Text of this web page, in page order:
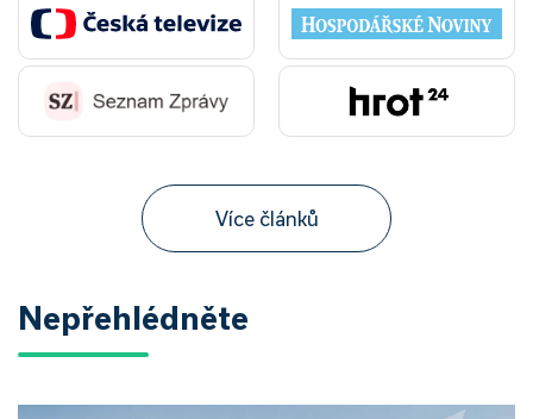
Více článků
Nepřehlédněte